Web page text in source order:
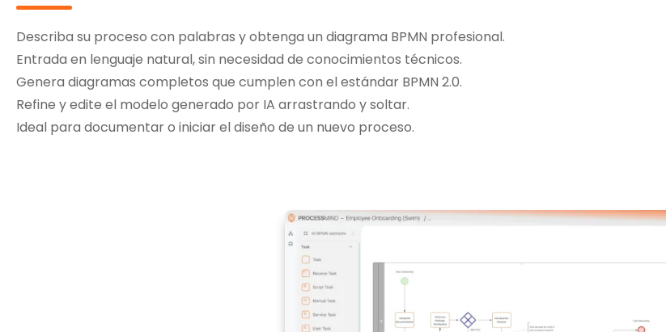
Describa su proceso con palabras y obtenga un diagrama BPMN profesional.
Entrada en lenguaje natural, sin necesidad de conocimientos técnicos.
Genera diagramas completos que cumplen con el estándar BPMN 2.0.
Refine y edite el modelo generado por IA arrastrando y soltar.
Ideal para documentar o iniciar el diseño de un nuevo proceso.